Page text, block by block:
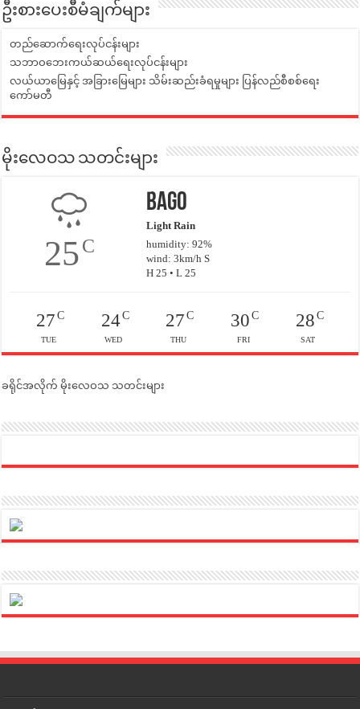
ဦးစားပေးစီမံချက်များ
တည်ဆောက်ရေးလုပ်ငန်းများ
သဘာဝဘေးကယ်ဆယ်ရေးလုပ်ငန်းများ
လယ်ယာမြေနှင့် အခြားမြေများ သိမ်းဆည်းခံရမှုများ ပြန်လည်စီစစ်ရေး
ကော်မတီ
မိုးလေဝသ သတင်းများ
25C
Bago
Light Rain
humidity: 92%
wind: 3km/h S
H 25 • L 25
27C
TUE
24C
WED
27 C
THU
30C
FRI
28C
SAT
ခရိုင်အလိုက် မိုးလေဝသ သတင်းများ